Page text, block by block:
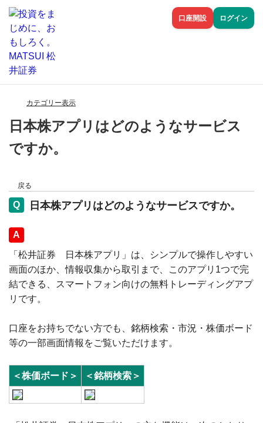
口座開設 ログイン
カテゴリー表示
日本株アプリはどのようなサービス
ですか。
戻る
日本株アプリはどのようなサービスですか。
回答
「松井証券 日本株アプリ」は、シンプルで操作しやすい
画面のほか、情報収集から取引まで、このアプリ1つで完
結できる、スマートフォン向けの無料トレーディングアプ
リです。
口座をお持ちでない方でも、銘柄検索・市況・株価ボード
等の一部画面情報をご覧いただけます。
＜株価ボード＞ ＜銘柄検索＞